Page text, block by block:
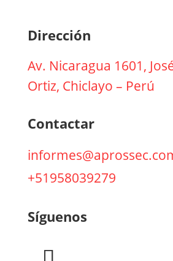
Dirección
Av. Nicaragua 1601,
Ortiz, Chiclayo – Perú
Contactar
+51958039279
Síguenos